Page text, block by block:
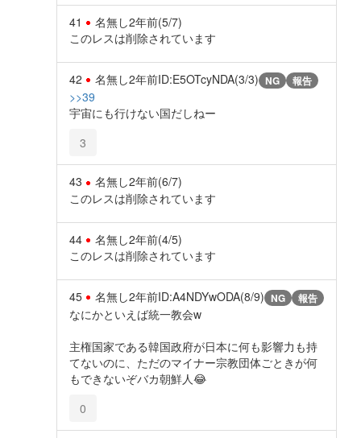
41 名無し2年前(5/7)
このレスは削除されています
42 名無し2年前ID:E5OTcyNDA(3/3) NG 報告
>>39
宇宙にも行けない国だしねー
3
43 名無し2年前(6/7)
このレスは削除されています
44 名無し2年前(4/5)
このレスは削除されています
45 名無し2年前ID:A4NDYwODA(8/9) NG 報告
なにかといえば統一教会w
主権国家である韓国政府が日本に何も影響力も持
てないのに、ただのマイナー宗教団体ごときが何
もできないぞバカ朝鮮人😂
0